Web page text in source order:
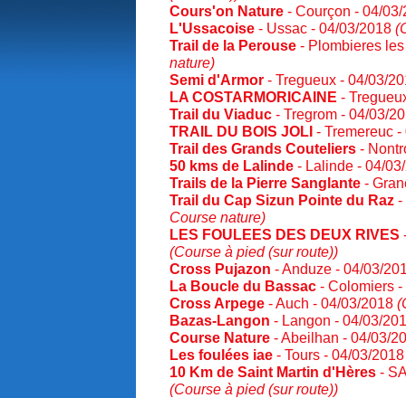
Cours'on Nature - Courçon - 04/
L'Ussacoise - Ussac - 04/03/2018
Trail de la Perouse - Plombieres
nature)
Semi d'Armor - Tregueux - 04/03/
LA COSTARMORICAINE -
Trail du Viaduc - Tregrom - 04/03/
TRAIL DU BOIS JOLI - Tremereuc
Trail des Grands Couteliers -
50 kms de Lalinde - Lalinde - 04/
Trails de la Pierre Sanglante -
Trail du Cap Sizun Pointe du Raz -
Course nature)
LES FOULEES DES DEUX RIVES
(Course à pied (sur route))
Cross Pujazon - Anduze - 04/03/
La Boucle du Bassac - Colomiers
Cross Arpege - Auch - 04/03/2018
Bazas-Langon - Langon - 04/03/
Course Nature - Abeilhan - 04/03/
Les foulées iae - Tours - 04/03/
10 Km de Saint Martin d'Hères -
(Course à pied (sur route))